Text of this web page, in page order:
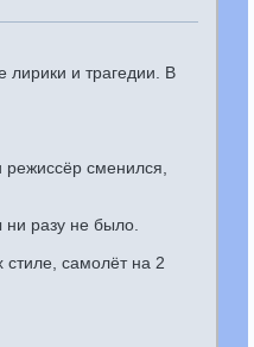
и трагедии. В
сменился,
разу не было.
стиле, самолёт на 2